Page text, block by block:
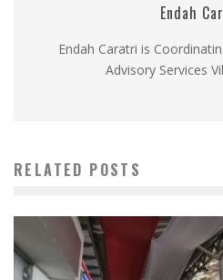
Endah
Endah Caratri is
Advisory Services
RELATED POSTS